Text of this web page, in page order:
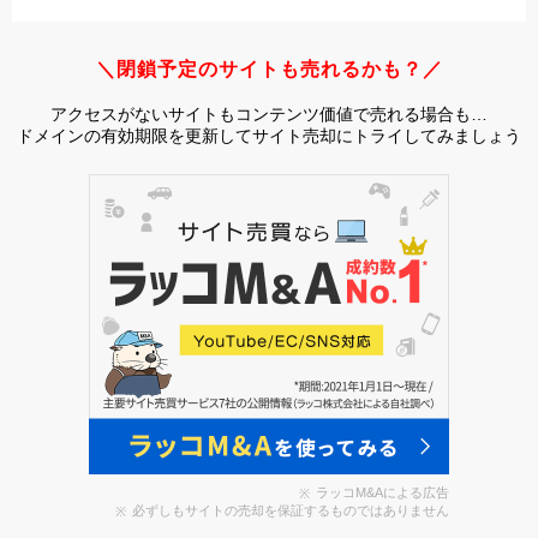
＼閉鎖予定のサイトも売れるかも？／
アクセスがないサイトもコンテンツ価値で売れる場合も…
ドメインの有効期限を更新してサイト売却にトライしてみましょう
ラッコM&Aによる広告
必ずしもサイトの売却を保証するものではありません